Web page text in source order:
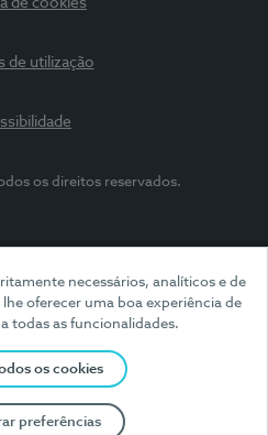
necessários, analíticos e de
oferecer uma boa experiência de
todas as funcionalidades.
os cookies
preferências
de cookies
de utilização
os direitos reservados.